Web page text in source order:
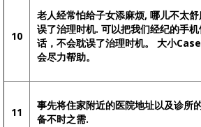
10
老人经常怕给子女添麻烦, 哪儿不太
误了治理时机. 可以把我们经纪的手
话，不会耽误了治理时机。 大小
会尽力帮助。
11
事先将住家附近的医院地址以及诊所
备不时之需.